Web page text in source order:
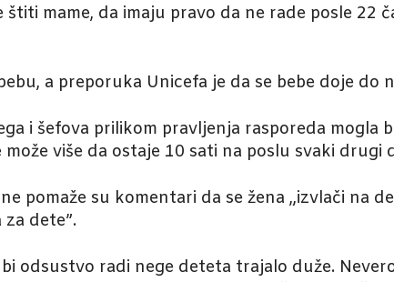
štiti mame, da imaju pravo da ne rade posle 22
a preporuka Unicefa je da se bebe doje
i šefova prilikom pravljenja rasporeda mogla
više da ostaje 10 sati na poslu svaki drugi
pomaže su komentari da se žena „izvlači na
dete”.
odsustvo radi nege deteta trajalo duže.